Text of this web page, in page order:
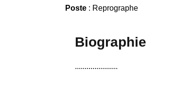
Poste : Reprographe
Biographie
......................